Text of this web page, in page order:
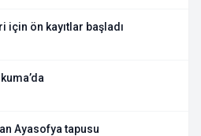
için ön kayıtlar başladı
Ayasofya tapusu